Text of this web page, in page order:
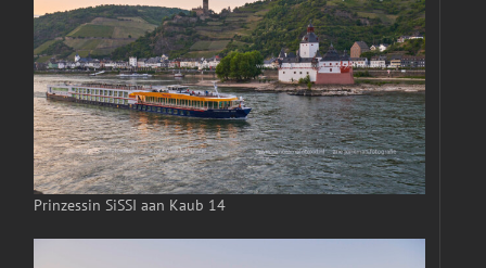
Prinzessin SiSSI aan Kaub 14